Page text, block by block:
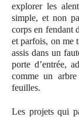
explorer les
simple, et non
corps en fendant
et parfois, on me
assis dans un
porte d’entrée,
comme un
feuilles.
Les projets qui